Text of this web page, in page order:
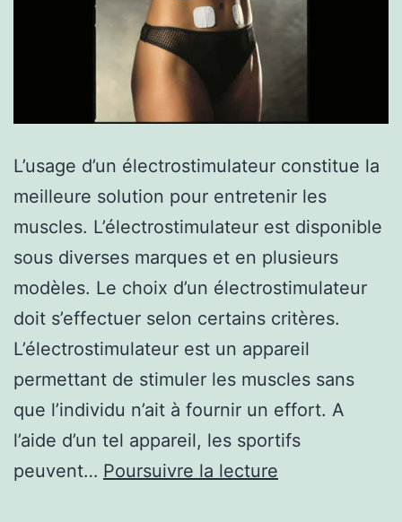
L’usage d’un électrostimulateur constitue la
meilleure solution pour entretenir les
muscles. L’électrostimulateur est disponible
sous diverses marques et en plusieurs
modèles. Le choix d’un électrostimulateur
doit s’effectuer selon certains critères.
L’électrostimulateur est un appareil
permettant de stimuler les muscles sans
que l’individu n’ait à fournir un effort. A
l’aide d’un tel appareil, les sportifs
peuvent… Poursuivre la lecture